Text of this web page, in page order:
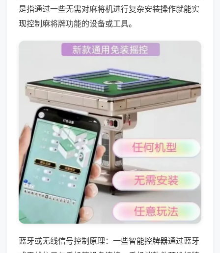
是指通过一些无需对麻将机进行复杂安装操作就能实
现控制麻将牌功能的设备或工具。
蓝牙或无线信号控制原理：一些智能控牌器通过蓝牙